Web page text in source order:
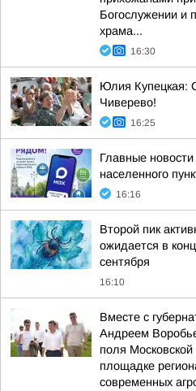
Богослужении и
храма...
16:30
Юлия Купецкая:
Чиверево!
16:25
Главные
населенного
16:16
Второй пик
ожидается в
сентября
16:10
Вместе с
Андреем
поля
площадке
современных